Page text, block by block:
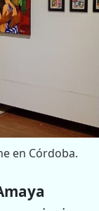
en Córdoba.